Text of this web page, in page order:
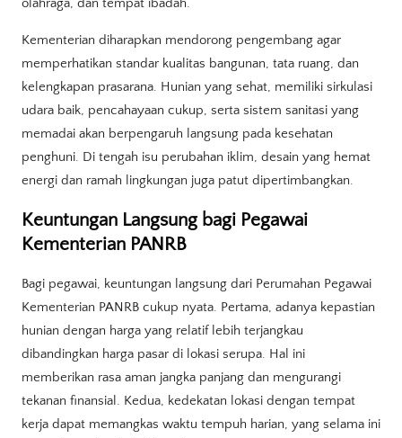
Kementerian diharapkan mendorong pengembang agar
memperhatikan standar kualitas bangunan, tata ruang, dan
kelengkapan prasarana. Hunian yang sehat, memiliki sirkulasi
udara baik, pencahayaan cukup, serta sistem sanitasi yang
memadai akan berpengaruh langsung pada kesehatan
penghuni. Di tengah isu perubahan iklim, desain yang hemat
energi dan ramah lingkungan juga patut dipertimbangkan.
Keuntungan Langsung bagi Pegawai
Kementerian PANRB
Bagi pegawai, keuntungan langsung dari Perumahan Pegawai
Kementerian PANRB cukup nyata. Pertama, adanya kepastian
hunian dengan harga yang relatif lebih terjangkau
dibandingkan harga pasar di lokasi serupa. Hal ini
memberikan rasa aman jangka panjang dan mengurangi
tekanan finansial. Kedua, kedekatan lokasi dengan tempat
kerja dapat memangkas waktu tempuh harian, yang selama ini